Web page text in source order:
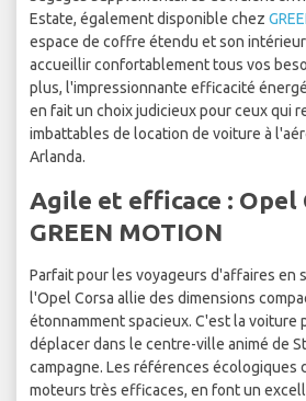
Estate, également disponible chez
espace de coffre étendu et son
accueillir confortablement tous vos
plus, l'impressionnante efficacité
en fait un choix judicieux pour ceux qui
imbattables de location de voiture à
Arlanda.
Agile et efficace : Opel
GREEN MOTION
Parfait pour les voyageurs d'affaires en
l'Opel Corsa allie des dimensions
étonnamment spacieux. C'est la voiture
déplacer dans le centre-ville animé de
campagne. Les références écologiques
moteurs très efficaces, en font un